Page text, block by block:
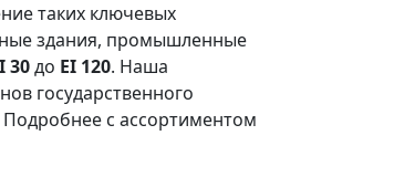
таких ключевых
здания, промышленные
30до EI 120. Наша
государственного
с ассортиментом